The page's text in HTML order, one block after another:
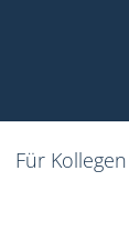
Für Kollegen